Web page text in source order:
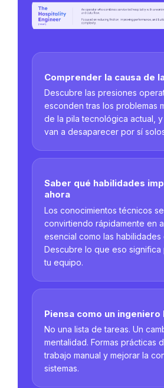
Comprender la causa de
Descubre las presiones
esconden tras los problemas
de la pila tecnológica actual,
van a desaparecer por sí
Saber qué habilidades
ahora
Los conocimientos técnicos
convirtiendo rápidamente en
esencial como las habilidades
Descubre lo que eso significa
tu equipo.
Piensa como un
No una lista de tareas. Un
mentalidad. Formas prácticas
trabajo manual y mejorar la
sistemas.